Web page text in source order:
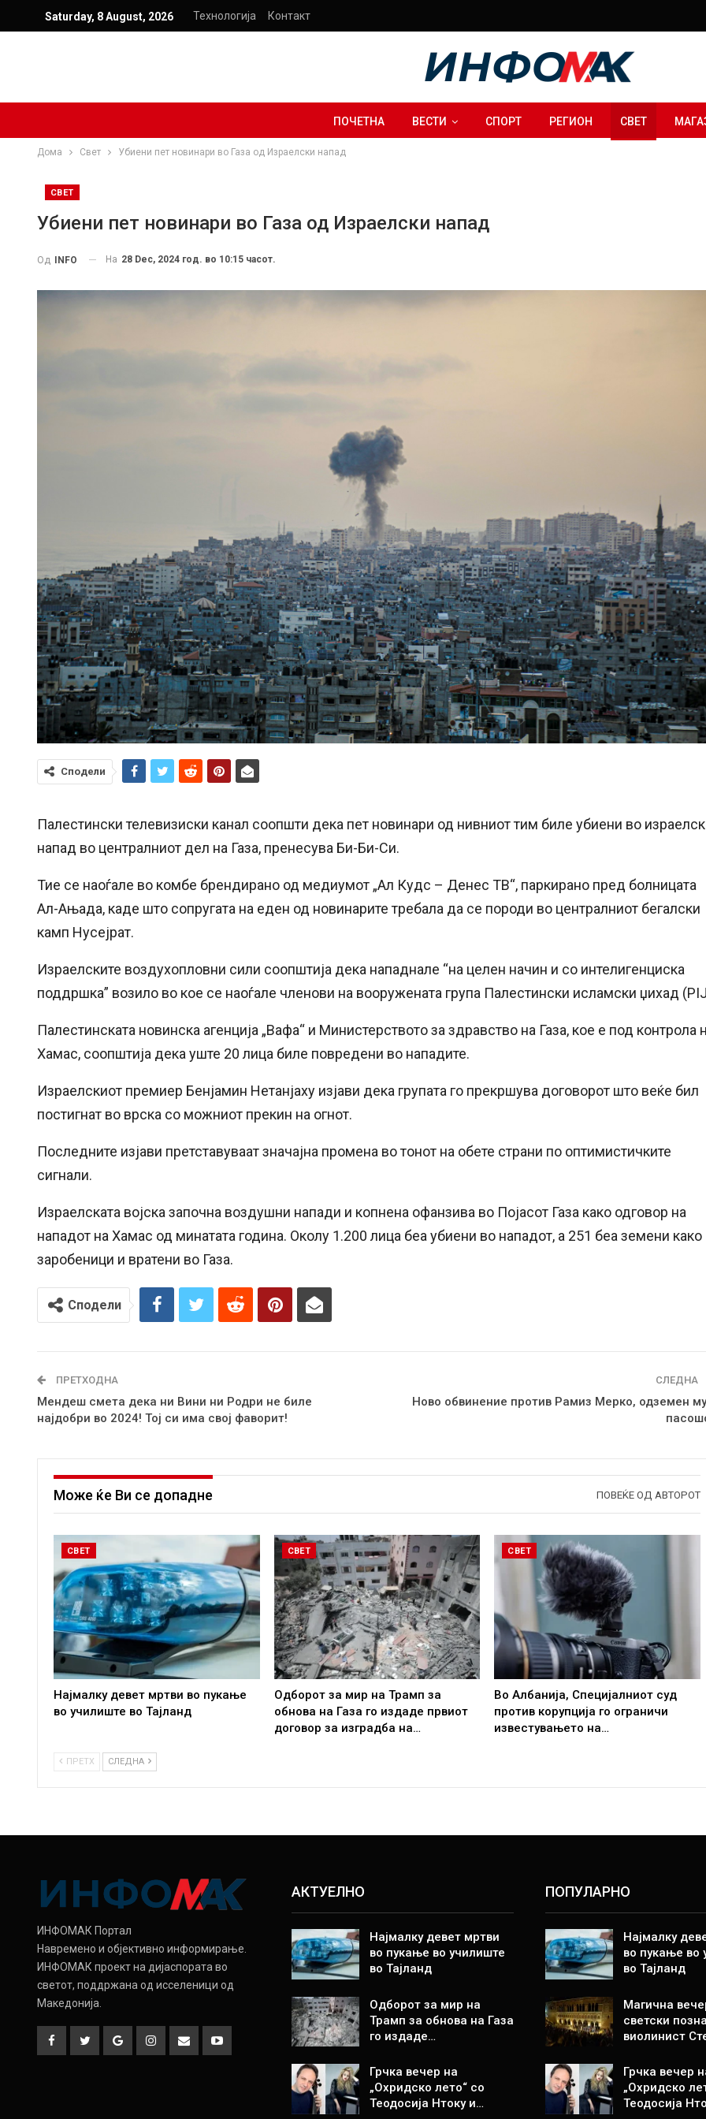
Saturday, 8 August, 2026 Технологија Контакт
ПОЧЕТНА ВЕСТИ СПОРТ РЕГИОН СВЕТ
Дома Свет Убиени пет новинари во Газа од Израелски напад
СВЕТ
Убиени пет новинари во Газа од Израелски напад
Од INFO На 28 Dec, 2024 год. во 10:15 часот.
Сподели
Палестински телевизиски канал соопшти дека пет новинари од нивниот тим биле убиени во
напад во централниот дел на Газа, пренесува Би-Би-Си.
Тие се наоѓале во комбе брендирано од медиумот „Ал Кудс – Денес ТВ“, паркирано пред болницата
Ал-Ањада, каде што сопругата на еден од новинарите требала да се породи во централниот бегалски
камп Нусејрат.
Израелските воздухопловни сили соопштија дека нападнале “на целен начин и со интелигенциска
поддршка” возило во кое се наоѓале членови на вооружената група Палестински исламски џихад
Палестинската новинска агенција „Вафа“ и Министерството за здравство на Газа, кое е под контрола
Хамас, соопштија дека уште 20 лица биле повредени во нападите.
Израелскиот премиер Бенјамин Нетанјаху изјави дека групата го прекршува договорот што веќе бил
постигнат во врска со можниот прекин на огнот.
Последните изјави претставуваат значајна промена во тонот на обете страни по оптимистичките
сигнали.
Израелската војска започна воздушни напади и копнена офанзива во Појасот Газа како одговор на
нападот на Хамас од минатата година. Околу 1.200 лица беа убиени во нападот, а 251 беа земени како
заробеници и вратени во Газа.
Сподели
ПРЕТХОДНА
Мендеш смета дека ни Вини ни Родри не биле
најдобри во 2024! Тој си има свој фаворит!
СЛЕДНА
Ново обвинение против Рамиз Мерко, одземен
Може ќе Ви се допадне ПОВЕЌЕ ОД АВТОРОТ
СВЕТ
Најмалку девет мртви во пукање
во училиште во Тајланд
СВЕТ
Одборот за мир на Трамп за
обнова на Газа го издаде првиот
договор за изградба на…
СВЕТ
Во Албанија, Специјалниот суд
против корупција го ограничи
известувањето на…
ПРЕТХ СЛЕДНА
ИНФОМАК Портал
Навремено и објективно информирање.
ИНФОМАК проект на дијаспората во
светот, поддржана од исселеници од
Македонија.
АКТУЕЛНО
Најмалку девет мртви
во пукање во училиште
во Тајланд
Одборот за мир на
Трамп за обнова на Газа
го издаде…
Грчка вечер на
„Охридско лето“ со
Теодосија Нтоку и…
ПОПУЛАРНО
Најмалку
во пукање во
во Тајланд
Магична
светски
виолинист
Грчка вечер
„Охридско
Теодосија